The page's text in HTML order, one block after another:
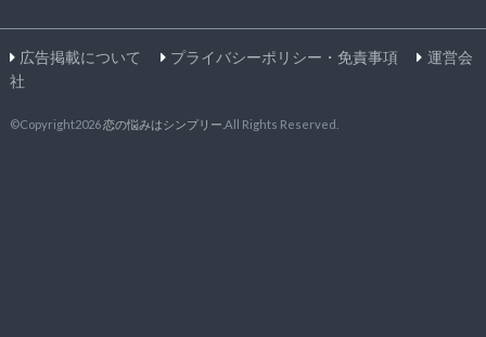
広告掲載について プライバシーポリシー・免責事項
運営会
社
©Copyright2026恋の悩みはシンプリー .All Rights Reserved.